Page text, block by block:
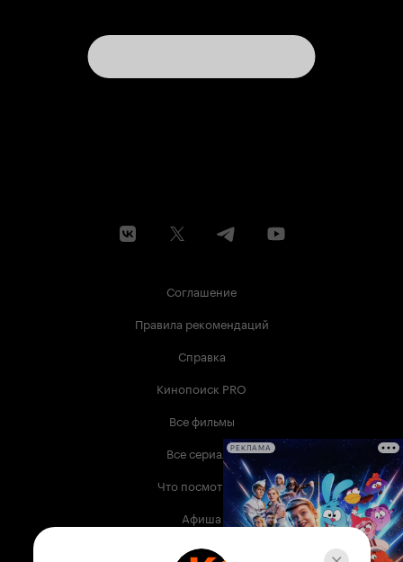
Соглашение
Правила рекомендаций
Справка
Кинопоиск PRO
Все фильмы
Все сериалы
Что посмотреть
Афиша
Музыка
РЕКЛАМА